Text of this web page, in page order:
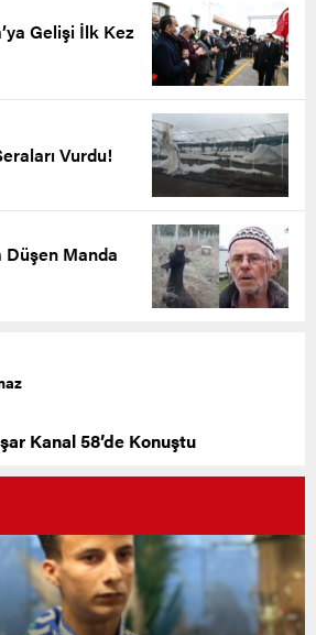
Gelişi İlk Kez
Vurdu!
Manda
Kanal 58’de Konuştu